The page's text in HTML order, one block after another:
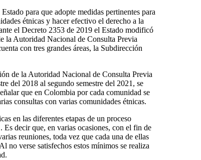
para que adopte medidas pertinentes para
étnicas y hacer efectivo el derecho a la
el Decreto 2353 de 2019 el Estado modificó
la Autoridad Nacional de Consulta Previa
con tres grandes áreas, la Subdirección
de la Autoridad Nacional de Consulta Previa
del 2018 al segundo semestre del 2021, se
que en Colombia por cada comunidad se
consultas con varias comunidades étnicas.
en las diferentes etapas de un proceso
Es decir que, en varias ocasiones, con el fin de
reuniones, toda vez que cada una de ellas
no verse satisfechos estos mínimos se realiza